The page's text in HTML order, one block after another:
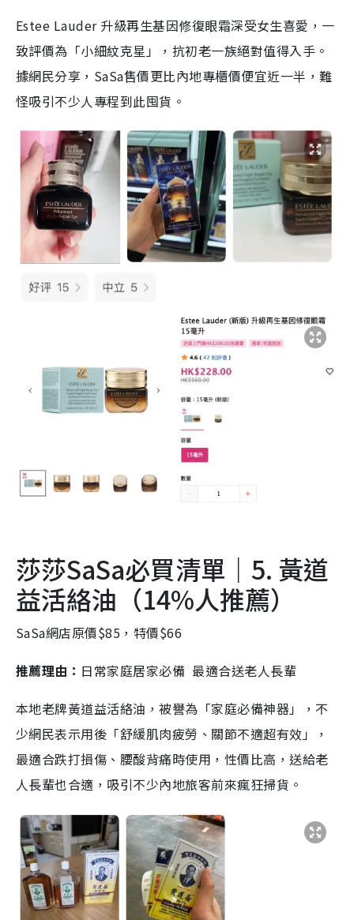
Estee Lauder 升級再生基因修復眼霜深受女生喜愛，一
致評價為「小細紋克星」，抗初老一族絕對值得入手。
據網民分享，SaSa售價更比內地專櫃價便宜近一半，難
怪吸引不少人專程到此囤貨。
莎莎SaSa必買清單｜5. 黃道
益活絡油（14%人推薦）
SaSa網店原價$85，特價$66
推薦理由： 日常家庭居家必備 最適合送老人長輩
本地老牌黃道益活絡油，被譽為「家庭必備神器」，不
少網民表示用後「舒緩肌肉疲勞、關節不適超有效」，
最適合跌打損傷、腰酸背痛時使用，性價比高，送給老
人長輩也合適，吸引不少內地旅客前來瘋狂掃貨。